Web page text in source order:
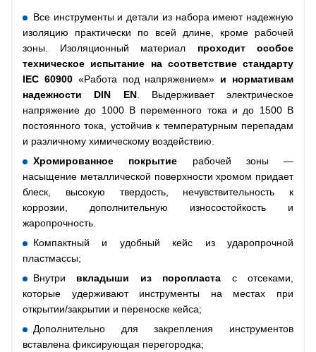
Все инструменты и детали из набора имеют надежную
изоляцию практически по всей длине, кроме рабочей
зоны. Изоляционный материал проходит особое
техническое испытание на соответствие стандарту
IEC 60900 «Работа под напряжением» и нормативам
надежности DIN EN. Выдерживает электрическое
напряжение до 1000 В переменного тока и до 1500 В
постоянного тока, устойчив к температурным перепадам
и различному химическому воздействию.
Хромированное покрытие рабочей зоны —
насыщение металлической поверхности хромом придает
блеск, высокую твердость, нечувствительность к
коррозии, дополнительную износостойкость и
жаропрочность.
Компактный и удобный кейс из ударопрочной
пластмассы;
Внутри вкладыши из поропласта с отсеками,
которые удерживают инструменты на местах при
открытии/закрытии и переноске кейса;
Дополнительно для закрепления инструментов
вставлена фиксирующая перегородка;